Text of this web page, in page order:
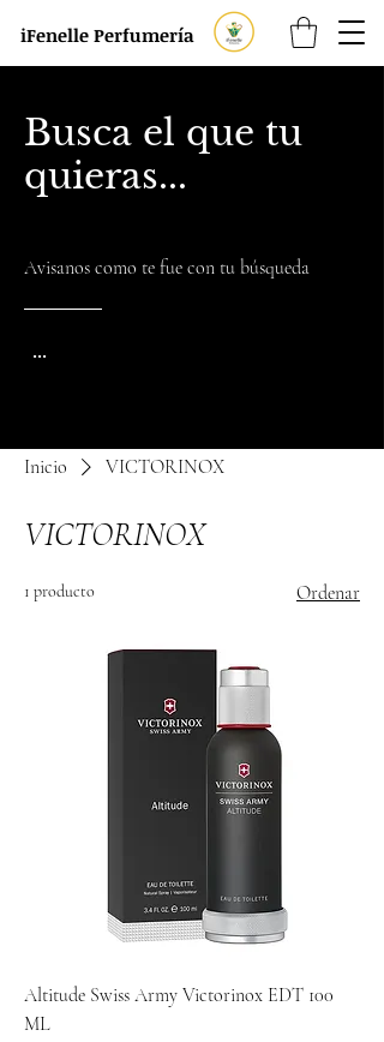
iFenelle Perfumería
Busca el que tu
quieras...
Avisanos como te fue con tu búsqueda
...
Inicio VICTORINOX
VICTORINOX
1 producto Ordenar
Altitude Swiss Army Victorinox EDT 100
ML